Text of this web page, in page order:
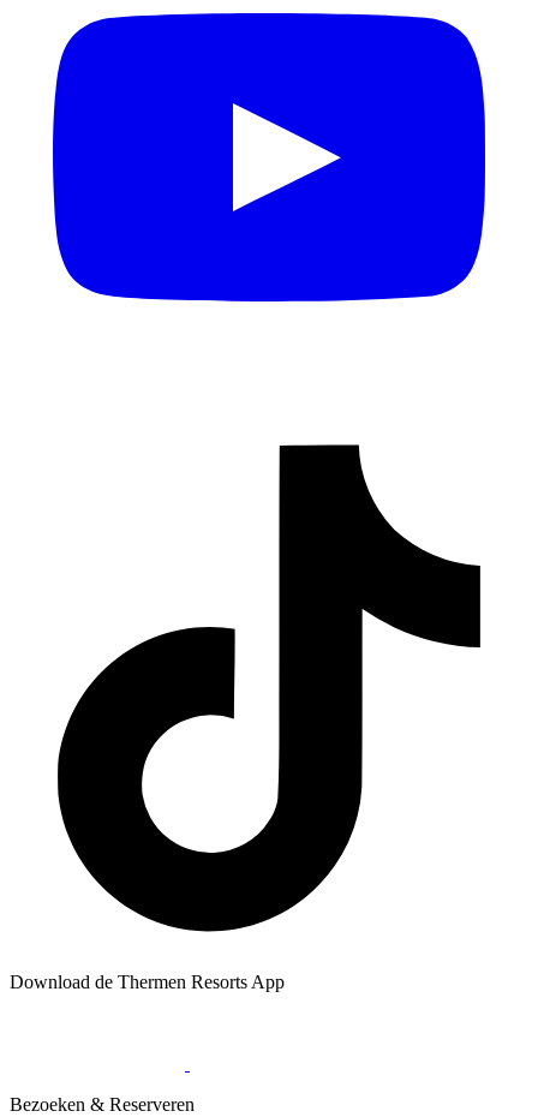
Download de Thermen Resorts App
Bezoeken & Reserveren